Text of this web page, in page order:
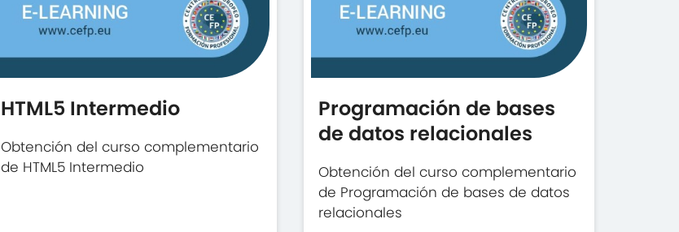
HTML5 Intermedio
Obtención del curso complementario
de HTML5 Intermedio
Programación de bases
de datos relacionales
Obtención del curso complementario
de Programación de bases de datos
relacionales